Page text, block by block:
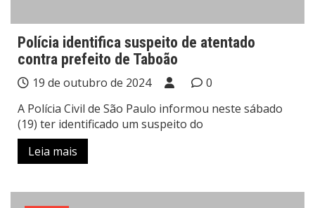
Polícia identifica suspeito de atentado
contra prefeito de Taboão
19 de outubro de 2024
0
A Polícia Civil de São Paulo informou neste sábado
(19) ter identificado um suspeito do
Leia mais